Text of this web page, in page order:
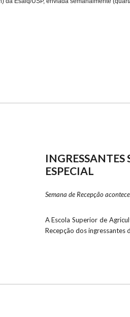
INGRESSANTES
ESPECIAL
Semana de Recepção
A Escola Superior de
Recepção dos ingressantes